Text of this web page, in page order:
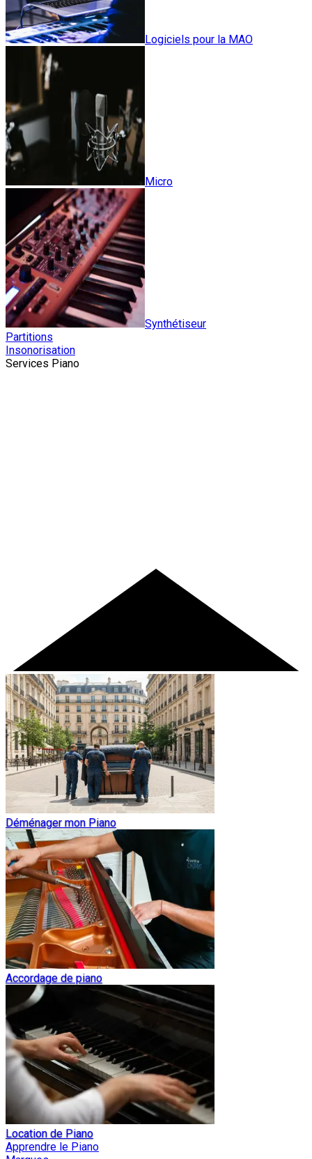
Logiciels pour la MAO
Micro
Synthétiseur
Partitions
Insonorisation
Services Piano
Déménager mon Piano
Accordage de piano
Location de Piano
Apprendre le Piano